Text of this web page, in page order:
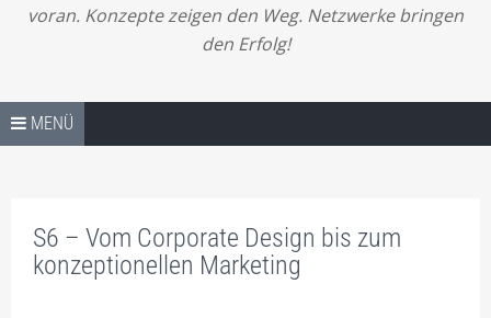
voran. Konzepte zeigen den Weg. Netzwerke bringen
den Erfolg!
Springe zum Inhalt
MENÜ
PREISE / SHOP – START
ONLINE – SHOP FÜR UNTERNEHMENSBERATUNG
S6 – Vom Corporate Design bis zum
konzeptionellen Marketing